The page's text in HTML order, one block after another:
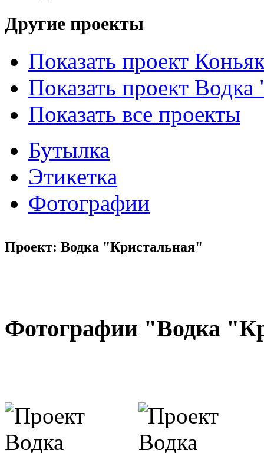
Другие проекты
Показать проект
Показать проект
Показать все проекты
Бутылка
Этикетка
Фотографии
Проект: Водка "Кристальная"
Фотографии "Водка